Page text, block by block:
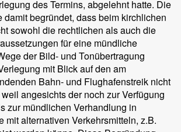
des Termins, abgelehnt hatte. Die
damit begründet, dass beim kirchlichen
sowohl die rechtlichen als auch die
für eine mündliche
der Bild- und Tonübertragung
mit Blick auf den am
Bahn- und Flughafenstreik nicht
angesichts der noch zur Verfügung
zur mündlichen Verhandlung in
mit alternativen Verkehrsmitteln, z.B.